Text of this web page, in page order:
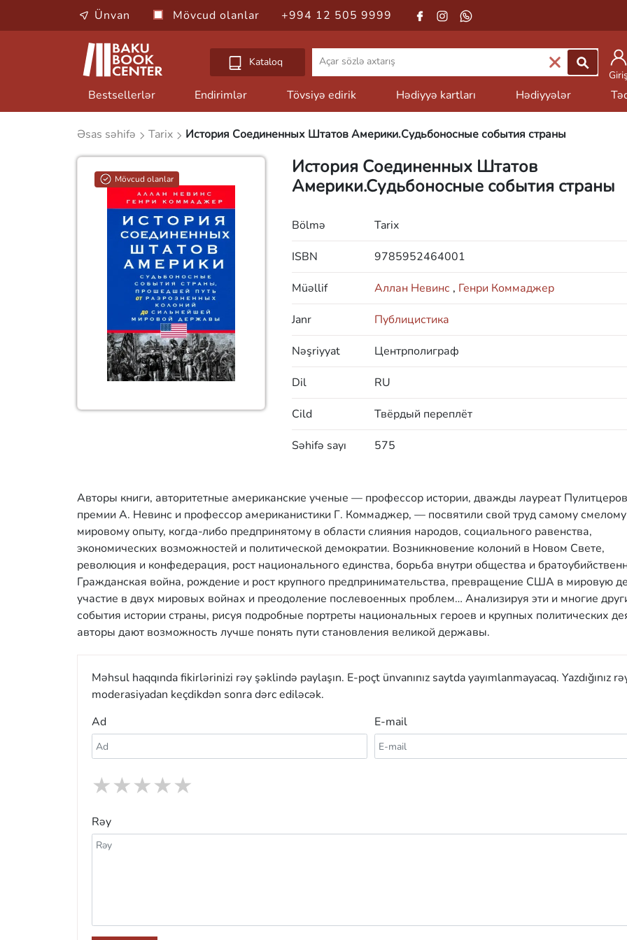
Ünvan Mövcud olanlar +994 12 505 9999
Kataloq
Bestsellerlər Endirimlər Tövsiyə edirik Hədiyyə kartları Hədiyyələr
Əsas səhifə Tarix История Соединенных Штатов Америки.Судьбоносные события страны
Mövcud olanlar
История Соединенных Штатов
Америки.Судьбоносные события страны
Bölmə Tarix
ISBN 9785952464001
Müəllif Аллан Невинс , Генри Коммаджер
Janr Публицистика
Nəşriyyat Центрполиграф
Dil RU
Cild Твёрдый переплёт
Səhifə sayı 575
Авторы книги, авторитетные американские ученые — профессор истории, дважды лауреат
премии А. Невинс и профессор американистики Г. Коммаджер, — посвятили свой труд самому смелому
мировому опыту, когда-либо предпринятому в области слияния народов, социального равенства,
экономических возможностей и политической демократии. Возникновение колоний в Новом Свете,
революция и конфедерация, рост национального единства, борьба внутри общества и
Гражданская война, рождение и рост крупного предпринимательства, превращение США в мировую
участие в двух мировых войнах и преодоление послевоенных проблем… Анализируя эти и многие
события истории страны, рисуя подробные портреты национальных героев и крупных политических
авторы дают возможность лучше понять пути становления великой державы.
Məhsul haqqında fikirlərinizi rəy şəklində paylaşın. E-poçt ünvanınız saytda yayımlanmayacaq. Yazdığınız
moderasiyadan keçdikdən sonra dərc ediləcək.
Ad
E-mail
★
★
★
★
★
Rəy